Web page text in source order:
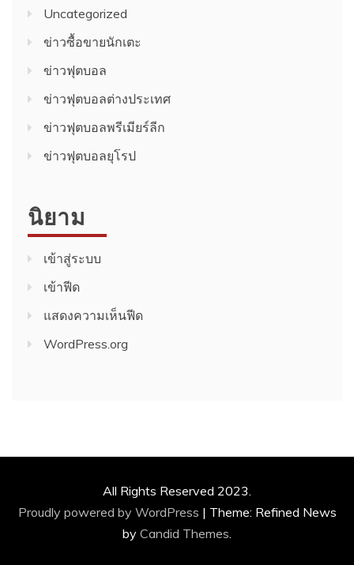
Uncategorized
ข่าวซื้อขายนักเตะ
ข่าวฟุตบอล
ข่าวฟุตบอลต่างประเทศ
ข่าวฟุตบอลพรีเมียร์ลีก
ข่าวฟุตบอลยุโรป
นิยาม
เข้าสู่ระบบ
เข้าฟีด
แสดงความเห็นฟีด
WordPress.org
All Rights Reserved 2023.
Proudly powered by WordPress | Theme: Refined News
by Candid Themes